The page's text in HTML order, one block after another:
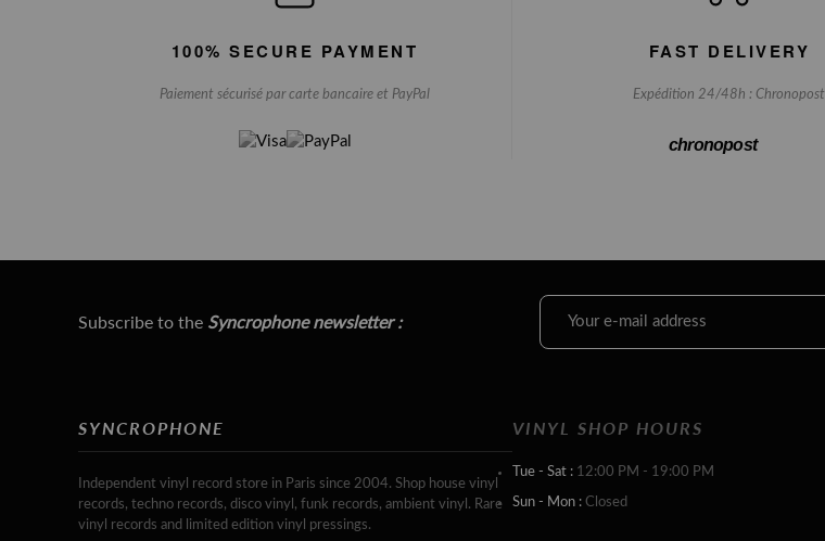
100% SECURE PAYMENT
Paiement sécurisé par carte bancaire et PayPal
FAST DELIVERY
Expédition 24/48h : Chronopost
chronopost
Subscribe to the Syncrophone newsletter :
SYNCROPHONE
Independent vinyl record store in Paris since 2004. Shop house vinyl
records, techno records, disco vinyl, funk records, ambient vinyl. Rare
vinyl records and limited edition vinyl pressings.
VINYL SHOP HOURS
Tue - Sat : 12:00 PM - 19:00 PM
Sun - Mon : Closed